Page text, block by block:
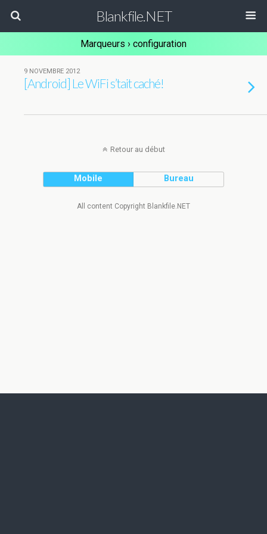
Blankfile.NET
Marqueurs › configuration
9 NOVEMBRE 2012
[Android] Le WiFi s’tait caché!
Retour au début
Mobile Bureau
All content Copyright Blankfile.NET